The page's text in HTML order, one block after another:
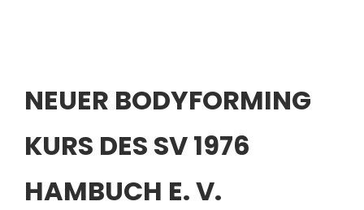
NEUER BODYFORMING
KURS DES SV 1976
HAMBUCH E. V.